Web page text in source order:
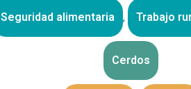
Seguridad alimentaria , Trabajo
Cerdos